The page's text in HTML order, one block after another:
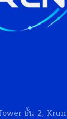
ชั้น 2,